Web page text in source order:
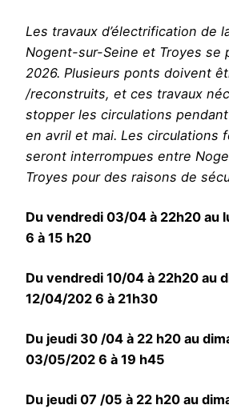
Les travaux d’électrification de
Nogent-sur-Seine et Troyes se
2026. Plusieurs ponts doivent
/reconstruits, et ces travaux
stopper les circulations
en avril et mai. Les circulations
seront interrompues entre
Troyes pour des raisons de
Du vendredi 03/04 à 22h20 au
6 à 15 h20
Du vendredi 10/04 à 22h20 au
12/04/202 6 à 21h30
Du jeudi 30 /04 à 22 h20 au
03/05/202 6 à 19 h45
Du jeudi 07 /05 à 22 h20 au